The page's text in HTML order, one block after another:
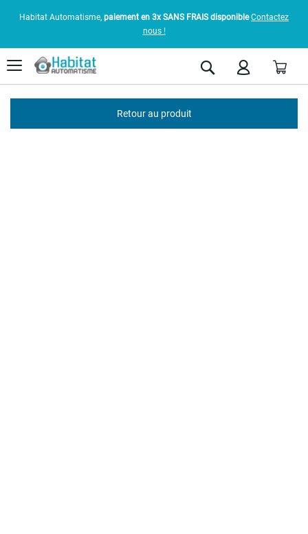
Habitat Automatisme, paiement en 3x SANS FRAIS disponible Contactez
nous !
Rechercher
Retour au produit